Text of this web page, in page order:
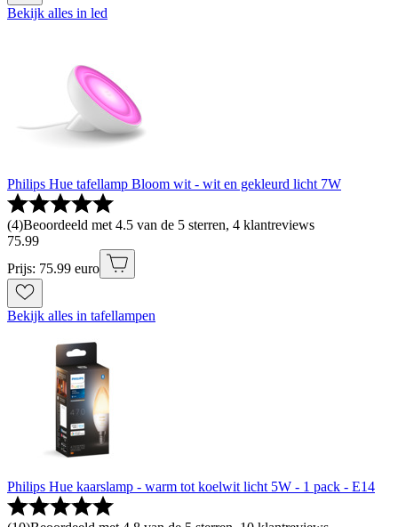
Bekijk alles in led
Philips Hue tafellamp Bloom wit - wit en gekleurd licht 7W
(4)Beoordeeld met 4.5 van de 5 sterren, 4 klantreviews
75.99
Prijs: 75.99 euro
Bekijk alles in tafellampen
Philips Hue kaarslamp - warm tot koelwit licht 5W - 1 pack - E14